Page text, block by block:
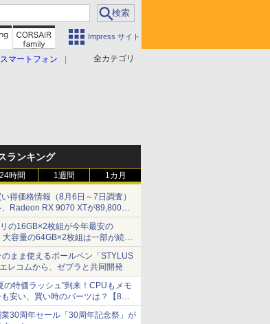
Impress サイト
全カテゴリ
スマートフォン
ランキング
24時間 1週間 1カ月
得価格情報（8月6日～7日調査）
、Radeon RX 9070 XTが89,800
数24.8kHz対応の17型モニターが
さ指数連動セール ほか
の16GB×2枚組が今年最安の
容量の64GB×2枚組は一部が続騰
メモリ価格]
まま使えるボールペン「STYLUS
レコムから、ゼブラと共同開発
の特価ラッシュ”到来！CPUもメモ
安い、買い時のパーツは？【8月7
信】
30周年セール「30周年記念祭」が